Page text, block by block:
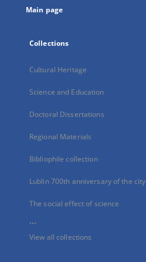
Main page
Collections
Cultural Heritage
Science and Education
Doctoral Dissertations
Regional Materials
Bibliophile collection
Lublin 700th anniversary of the city
The social effect of science
...
View all collections